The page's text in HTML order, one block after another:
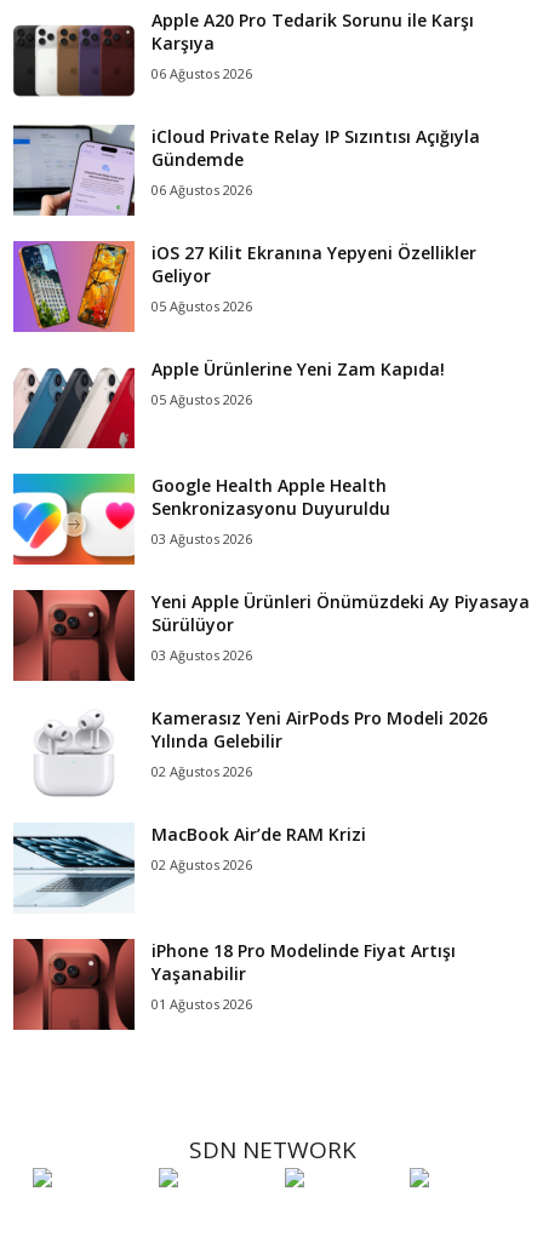
Apple A20 Pro Tedarik Sorunu ile Karşı
Karşıya
06 Ağustos 2026
iCloud Private Relay IP Sızıntısı Açığıyla
Gündemde
06 Ağustos 2026
iOS 27 Kilit Ekranına Yepyeni Özellikler
Geliyor
05 Ağustos 2026
Apple Ürünlerine Yeni Zam Kapıda!
05 Ağustos 2026
Google Health Apple Health
Senkronizasyonu Duyuruldu
03 Ağustos 2026
Yeni Apple Ürünleri Önümüzdeki Ay Piyasaya
Sürülüyor
03 Ağustos 2026
Kamerasız Yeni AirPods Pro Modeli 2026
Yılında Gelebilir
02 Ağustos 2026
MacBook Air’de RAM Krizi
02 Ağustos 2026
iPhone 18 Pro Modelinde Fiyat Artışı
Yaşanabilir
01 Ağustos 2026
SDN NETWORK